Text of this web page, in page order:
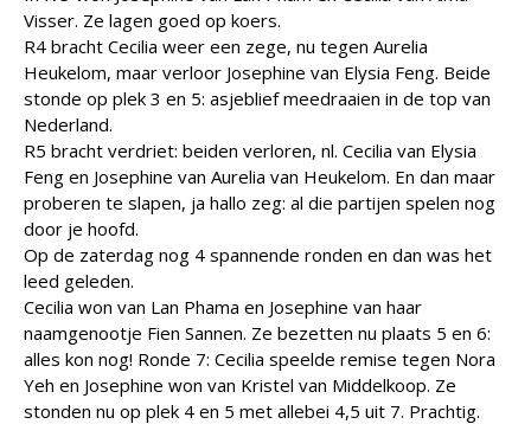
Visser. Ze lagen goed op koers.
R4 bracht Cecilia weer een zege, nu tegen Aurelia
Heukelom, maar verloor Josephine van Elysia Feng. Beide
stonde op plek 3 en 5: asjeblief meedraaien in de top van
Nederland.
R5 bracht verdriet: beiden verloren, nl. Cecilia van Elysia
Feng en Josephine van Aurelia van Heukelom. En dan maar
proberen te slapen, ja hallo zeg: al die partijen spelen nog
door je hoofd.
Op de zaterdag nog 4 spannende ronden en dan was het
leed geleden.
Cecilia won van Lan Phama en Josephine van haar
naamgenootje Fien Sannen. Ze bezetten nu plaats 5 en 6:
alles kon nog! Ronde 7: Cecilia speelde remise tegen Nora
Yeh en Josephine won van Kristel van Middelkoop. Ze
stonden nu op plek 4 en 5 met allebei 4,5 uit 7. Prachtig.